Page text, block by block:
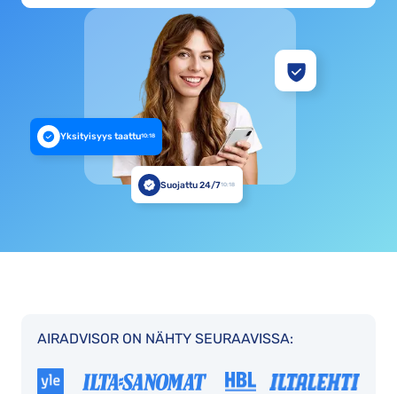
Yksityisyys taattu10:18
Suojattu 24/710:18
AIRADVISOR ON NÄHTY SEURAAVISSA: